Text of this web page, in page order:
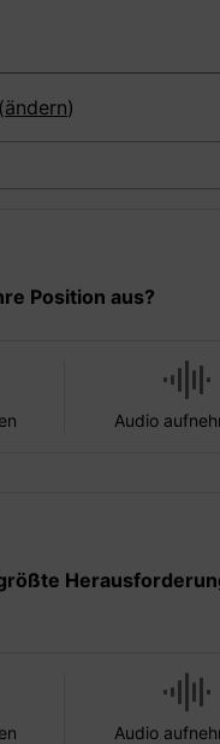
(ändern)
Position aus?
Audio
Audio